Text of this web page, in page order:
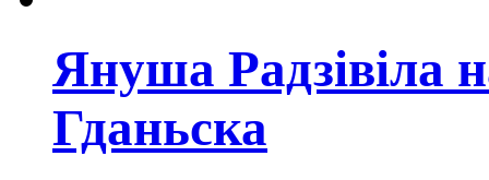
Януша Радзівіла
Гданьска